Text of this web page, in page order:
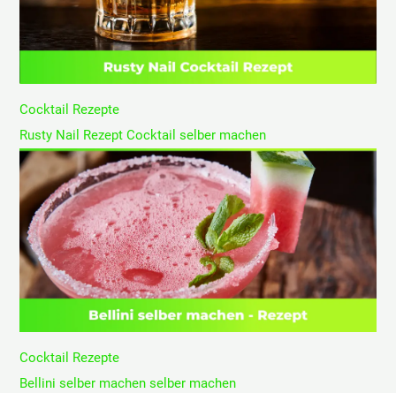
Cocktail Rezepte
Rusty Nail Rezept Cocktail selber machen
Cocktail Rezepte
Bellini selber machen selber machen